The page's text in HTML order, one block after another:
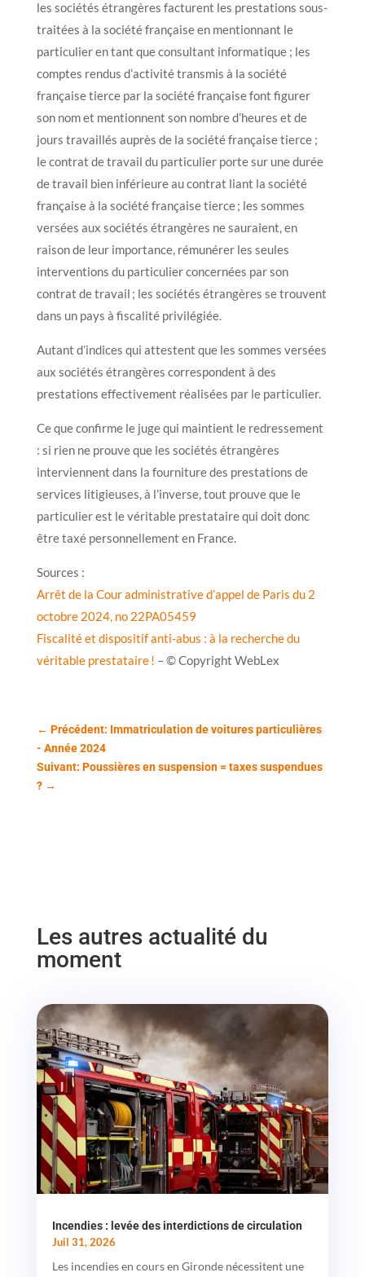
les sociétés étrangères facturent les prestations sous-
traitées à la société française en mentionnant le
particulier en tant que consultant informatique ; les
comptes rendus d’activité transmis à la société
française tierce par la société française font figurer
son nom et mentionnent son nombre d’heures et de
jours travaillés auprès de la société française tierce ;
le contrat de travail du particulier porte sur une durée
de travail bien inférieure au contrat liant la société
française à la société française tierce ; les sommes
versées aux sociétés étrangères ne sauraient, en
raison de leur importance, rémunérer les seules
interventions du particulier concernées par son
contrat de travail ; les sociétés étrangères se trouvent
dans un pays à fiscalité privilégiée.
Autant d’indices qui attestent que les sommes versées
aux sociétés étrangères correspondent à des
prestations effectivement réalisées par le particulier.
Ce que confirme le juge qui maintient le redressement
: si rien ne prouve que les sociétés étrangères
interviennent dans la fourniture des prestations de
services litigieuses, à l’inverse, tout prouve que le
particulier est le véritable prestataire qui doit donc
être taxé personnellement en France.
Sources :
Arrêt de la Cour administrative d’appel de Paris du 2
octobre 2024, no 22PA05459
Fiscalité et dispositif anti-abus : à la recherche du
véritable prestataire ! – © Copyright WebLex
← Précédent: Immatriculation de voitures particulières
- Année 2024
Suivant: Poussières en suspension = taxes suspendues
?→
Les autres actualité du
moment
Incendies : levée des interdictions de circulation
Juil 31, 2026
Les incendies en cours en Gironde nécessitent une